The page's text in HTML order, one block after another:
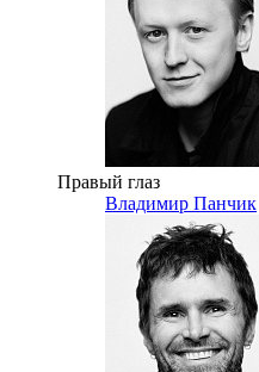
Правый глаз
Владимир Панчик